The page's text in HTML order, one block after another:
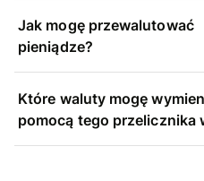
Jak mogę przewalutować
pieniądze?
Które waluty mogę
pomocą tego przelicznika